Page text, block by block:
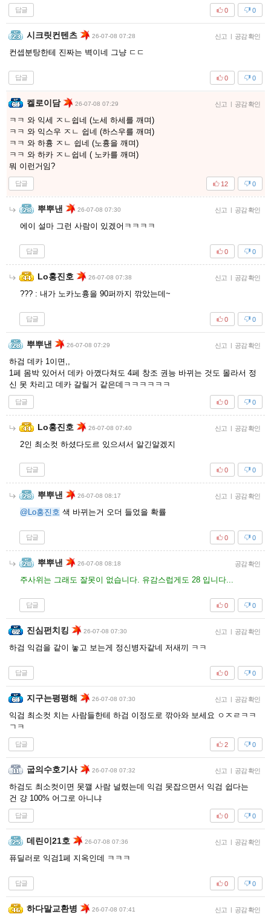
답글 0
0
시크릿컨텐츠 26-07-08 07:28 신고 | 공감 확인
컨셉분탕한테 진짜는 벽이네 그냥 ㄷㄷ
답글 0
0
켈로이담 26-07-08 07:29 신고 | 공감 확인
ㅋㅋ 와 익세 ㅈㄴ쉽네 (노세 하세를 깨며)
ㅋㅋ 와 익스우 ㅈㄴ 쉽네 (하스우를 깨며)
ㅋㅋ 와 하흉 ㅈㄴ 쉽네 (노흉을 깨며)
ㅋㅋ 와 하카 ㅈㄴ쉽네 ( 노카를 깨며)
뭐 이런거임?
답글 0
12
뿌뿌낸 26-07-08 07:30 신고 | 공감 확인
에이 설마 그런 사람이 있겠어ㅋㅋㅋㅋ
답글 0
0
Lo홍진호 26-07-08 07:38 신고 | 공감 확인
??? : 내가 노카노흉을 90퍼까지 깎았는데~
답글 0
0
뿌뿌낸 26-07-08 07:29 신고 | 공감 확인
하검 데카 1이면,,
1페 몸박 있어서 데카 아꼈다쳐도 4페 창조 권능 바뀌는 것도 몰라서 정
신 못 차리고 데카 갈릴거 같은데ㅋㅋㅋㅋㅋㅋ
답글 0
0
Lo홍진호 26-07-08 07:40 신고 | 공감 확인
2인 최소컷 하셨다도르 있으셔서 알긴알겠지
답글 0
0
뿌뿌낸 26-07-08 08:17 신고 | 공감 확인
@Lo홍진호 색 바뀌는거 오더 들었을 확률
답글 0
0
뿌뿌낸 26-07-08 08:18 공감 확인
주사위는 그래도 잘못이 없습니다. 유감스럽게도 28 입니다...
답글 0
0
진심펀치킹 26-07-08 07:30 신고 | 공감 확인
하검 익검을 같이 놓고 보는게 정신병자같네 저새끼 ㅋㅋ
답글 0
0
지구는평평해 26-07-08 07:30 신고 | 공감 확인
익검 최소컷 치는 사람들한테 하검 이정도로 깎아와 보세요 ㅇㅈㄹㅋㅋ
ㄱㅋ
답글 0
2
굽의수호기사 26-07-08 07:32 신고 | 공감 확인
하검도 최소컷이면 못깰 사람 널렸는데 익검 못잡으면서 익검 쉽다는
건 걍 100% 어그로 아니냐
답글 0
0
데린이21호 26-07-08 07:36 신고 | 공감 확인
퓨딜러로 익검1페 지옥인데 ㅋㅋㅋ
답글 0
0
하다말교환병 26-07-08 07:41 신고 | 공감 확인